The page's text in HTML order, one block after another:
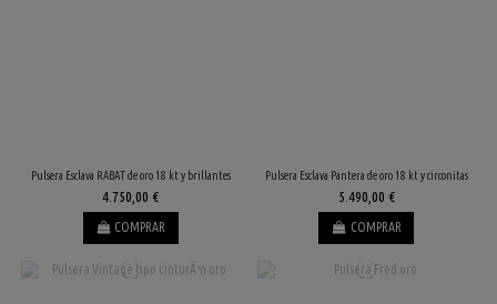
Pulsera Esclava RABAT de oro 18 kt y brillantes
4.750,00 €
COMPRAR
Pulsera Esclava Pantera de oro 18 kt y circonitas
5.490,00 €
COMPRAR